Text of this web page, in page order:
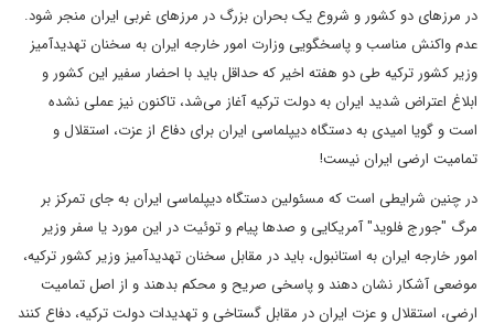
در مرزهای دو کشور و شروع یک بحران بزرگ در مرزهای غربی ایران منجر شود.
عدم واکنش مناسب و پاسخگویی وزارت امور خارجه ایران به سخنان تهدیدآمیز
وزیر کشور ترکیه طی دو هفته اخیر که حداقل باید با احضار سفیر این کشور و
ابلاغ اعتراض شدید ایران به دولت ترکیه آغاز می‌شد، تاکنون نیز عملی نشده
است و گویا امیدی به دستگاه دیپلماسی ایران برای دفاع از عزت، استقلال و
تمامیت ارضی ایران نیست!
در چنین شرایطی است که مسئولین دستگاه دیپلماسی ایران به جای تمرکز بر
مرگ "جورج فلوید" آمریکایی و صدها پیام و توئیت در این مورد یا سفر وزیر
امور خارجه ایران به استانبول، باید در مقابل سخنان تهدید‌آمیز وزیر کشور ترکیه،
موضعی آشکار نشان دهند و پاسخی صریح و محکم بدهند و از اصل تمامیت
ارضی، استقلال و عزت ایران در مقابل گستاخی و تهدیدات دولت ترکیه، دفاع کنند